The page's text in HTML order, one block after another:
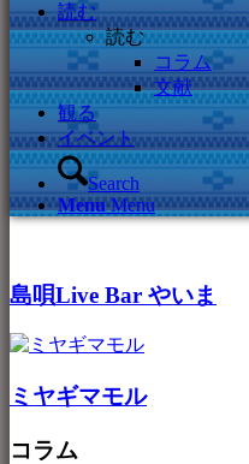
読む
読む
コラム
文献
観る
イベント
Search
Menu Menu
島唄Live Bar やいま
ミヤギマモル
コラム